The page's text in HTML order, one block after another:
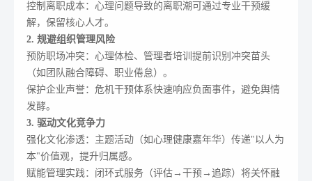
控制离职成本：心理问题导致的离职潮可通过专业干预缓
解，保留核心人才。
2. 规避组织管理风险
预防职场冲突：心理体检、管理者培训提前识别冲突苗头
（如团队融合障碍、职业倦怠）。
保护企业声誉：危机干预体系快速响应负面事件，避免舆情
发酵。
3. 驱动文化竞争力
强化文化渗透：主题活动（如心理健康嘉年华）传递"以人为
本"价值观，提升归属感。
赋能管理实践：闭环式服务（评估→干预→追踪）将关怀融